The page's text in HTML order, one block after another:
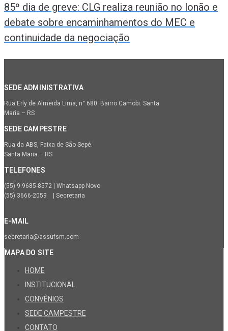
85º dia de greve: CLG realiza reunião no lonão e
debate sobre encaminhamentos do MEC e
continuidade da negociação
SEDE ADMINISTRATIVA
Rua Erly de Almeida Lima, n° 680. Bairro Camobi. Santa
Maria – RS
SEDE CAMPESTRE
Rua da ABS, Faixa de São Sepé.
Santa Maria – RS
TELEFONES
(55) 9.9685-8572 | Whatsapp Novo
(55) 3666-2059 | Secretaria
E-MAIL
secretaria@assufsm.com
MAPA DO SITE
HOME
INSTITUCIONAL
CONVÊNIOS
SEDE CAMPESTRE
CONTATO